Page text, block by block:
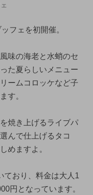
フェを初開催。
味の海老と水蛸のセ
た夏らしいメニュー
ームコロッケなど子
す。
焼き上げるライブパ
んで仕上げるタコ
めますよ。
ており、料金は大人1
円となっています。